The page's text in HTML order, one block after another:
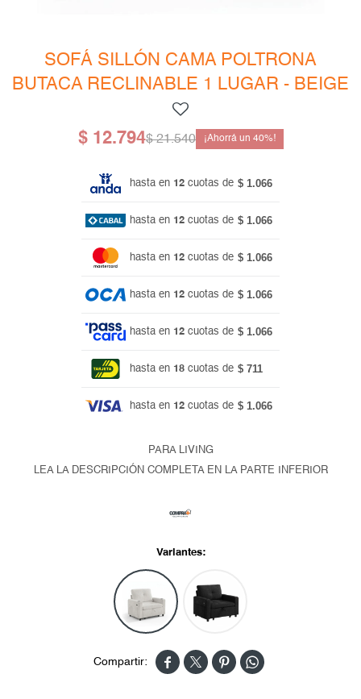
SOFÁ SILLÓN CAMA POLTRONA
BUTACA RECLINABLE 1 LUGAR - BEIGE
$ 12.794$ 21.540 40
hasta en 12 cuotas de $ 1.066
hasta en 12 cuotas de $ 1.066
hasta en 12 cuotas de $ 1.066
hasta en 12 cuotas de $ 1.066
hasta en 12 cuotas de $ 1.066
hasta en 18 cuotas de $ 711
hasta en 12 cuotas de $ 1.066
PARA LIVING
LEA LA DESCRIPCIÓN COMPLETA EN LA PARTE INFERIOR
Variantes:
   
Bibliotecas
Gamer